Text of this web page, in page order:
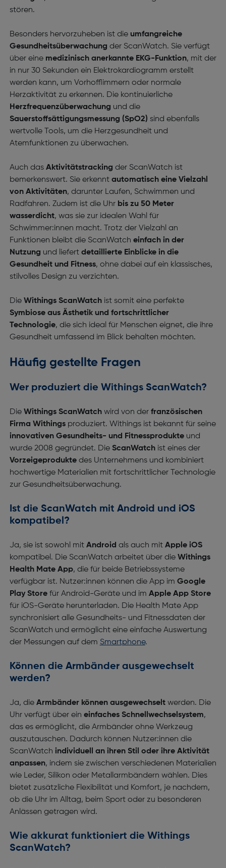
stören.
Besonders hervorzuheben ist die umfangreiche
Gesundheitsüberwachung der ScanWatch. Sie verfügt
über eine medizinisch anerkannte EKG-Funktion, mit der
in nur 30 Sekunden ein Elektrokardiogramm erstellt
werden kann, um Vorhofflimmern oder normale
Herzaktivität zu erkennen. Die kontinuierliche
Herzfrequenzüberwachung und die
Sauerstoffsättigungsmessung (SpO2) sind ebenfalls
wertvolle Tools, um die Herzgesundheit und
Atemfunktionen zu überwachen.
Auch das Aktivitätstracking der ScanWatch ist
bemerkenswert. Sie erkennt automatisch eine Vielzahl
von Aktivitäten, darunter Laufen, Schwimmen und
Radfahren. Zudem ist die Uhr bis zu 50 Meter
wasserdicht, was sie zur idealen Wahl für
Schwimmer:innen macht. Trotz der Vielzahl an
Funktionen bleibt die ScanWatch einfach in der
Nutzung und liefert detaillierte Einblicke in die
Gesundheit und Fitness, ohne dabei auf ein klassisches,
stilvolles Design zu verzichten.
Die Withings ScanWatchist somit eine perfekte
Symbiose aus Ästhetik und fortschrittlicher
Technologie, die sich ideal für Menschen eignet, die ihre
Gesundheit umfassend im Blick behalten möchten.
Häufig gestellte Fragen
Wer produziert die Withings ScanWatch?
Die Withings ScanWatchwird von der französischen
Firma Withingsproduziert. Withings ist bekannt für seine
innovativen Gesundheits- und Fitnessprodukte und
wurde 2008 gegründet. Die ScanWatch ist eines der
Vorzeigeproduktedes Unternehmens und kombiniert
hochwertige Materialien mit fortschrittlicher Technologie
zur Gesundheitsüberwachung.
Ist die ScanWatch mit Android und iOS
kompatibel?
Ja, sie ist sowohl mit Android als auch mit Apple iOS
kompatibel. Die ScanWatch arbeitet über die Withings
Health Mate App, die für beide Betriebssysteme
verfügbar ist. Nutzer:innen können die App im Google
Play Storefür Android-Geräte und im Apple App Store
für iOS-Geräte herunterladen. Die Health Mate App
synchronisiert alle Gesundheits- und Fitnessdaten der
ScanWatch und ermöglicht eine einfache Auswertung
der Messungen auf dem Smartphone.
Können die Armbänder ausgewechselt
werden?
Ja, die Armbänder können ausgewechseltwerden. Die
Uhr verfügt über ein einfaches Schnellwechselsystem,
das es ermöglicht, die Armbänder ohne Werkzeug
auszutauschen. Dadurch können Nutzer:innen die
ScanWatch individuell an ihren Stil oder ihre Aktivität
anpassen, indem sie zwischen verschiedenen Materialien
wie Leder, Silikon oder Metallarmbändern wählen. Dies
bietet zusätzliche Flexibilität und Komfort, je nachdem,
ob die Uhr im Alltag, beim Sport oder zu besonderen
Anlässen getragen wird.
Wie akkurat funktioniert die Withings
ScanWatch?